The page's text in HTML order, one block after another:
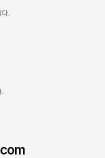
.​